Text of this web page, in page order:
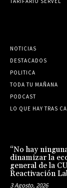
NOTICIAS
DESTACADOS
POLITICA
TODA TU MAÑANA
PODCAST
LO QUE HAY TRAS
“No hay
dinamizar la
general de la
Reactivación
3 Agosto, 2026